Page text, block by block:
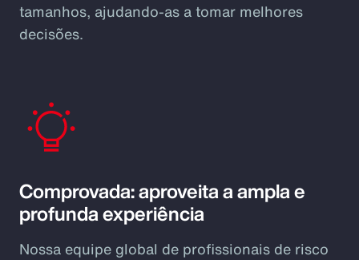
tamanhos, ajudando-as a tomar melhores
decisões.
Comprovada: aproveita a ampla e
profunda experiência
Nossa equipe global de profissionais de risco